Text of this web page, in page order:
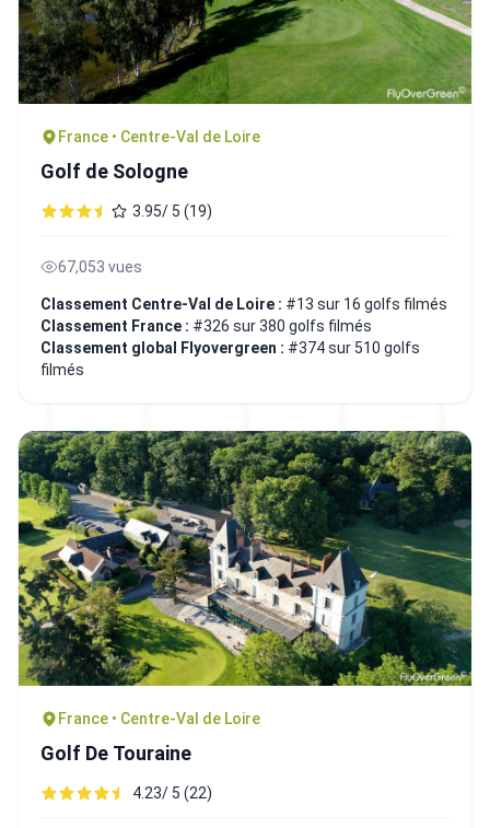
France • Centre-Val de Loire
Golf de Sologne
3.95/ 5 (19)
67,053 vues
Classement Centre-Val de Loire : #13 sur 16 golfs filmés
Classement France : #326 sur 380 golfs filmés
Classement global Flyovergreen : #374 sur 510 golfs
filmés
France • Centre-Val de Loire
Golf De Touraine
4.23/ 5 (22)